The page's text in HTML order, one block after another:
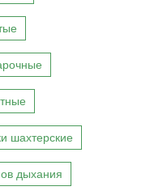
шахтерские
дыхания